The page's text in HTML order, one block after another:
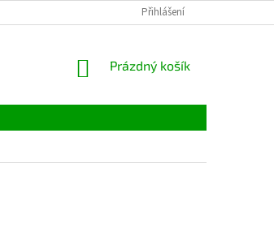
VELKOOBCHOD
Přihlášení
NÁKUPNÍ
Prázdný košík